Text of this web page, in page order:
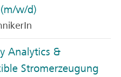
w/d)
Analytics &
Stromerzeugung